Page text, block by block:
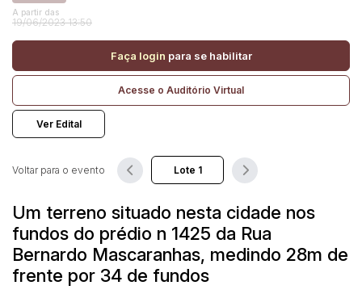
A partir das
19/06/2023 13:50
Faça login para se habilitar
Acesse o Auditório Virtual
Ver Edital
Um terreno situado nesta cidade nos
fundos do prédio n 1425 da Rua
Bernardo Mascaranhas, medindo 28m de
frente por 34 de fundos
Voltar para o evento